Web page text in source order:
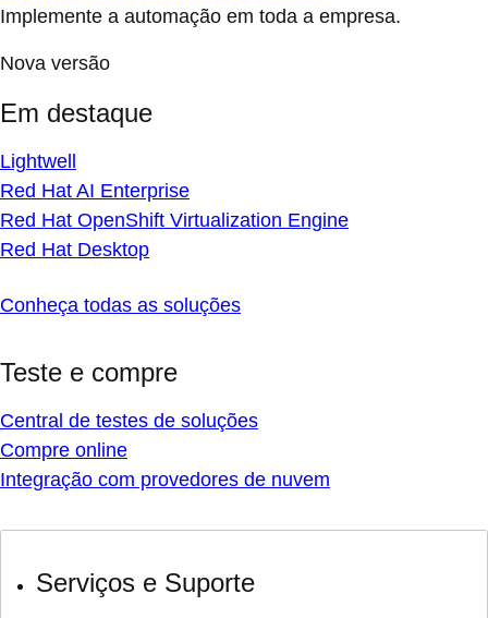
Implemente a automação em toda a empresa.
Nova versão
Em destaque
Lightwell
Red Hat AI Enterprise
Red Hat OpenShift Virtualization Engine
Red Hat Desktop
Conheça todas as soluções
Teste e compre
Central de testes de soluções
Compre online
Integração com provedores de nuvem
Serviços e Suporte